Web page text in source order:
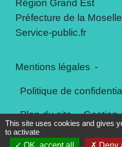
Région Grand Est
Préfecture de la Moselle
Service-public.fr
Mentions légales -
Politique de
Plan du site - Gestion
This site uses cookies and gives
to activate
OK, accept all
Deny